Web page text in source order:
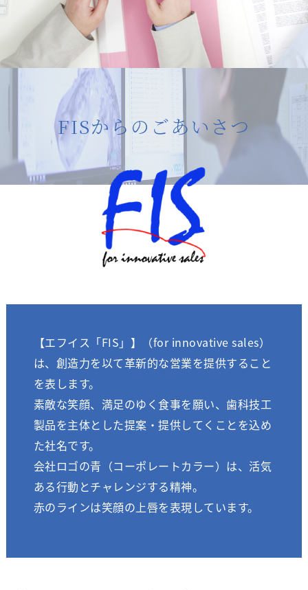
FISからのごあいさつ
【エフイス「FIS」】（for innovative sales）
は、創造力を以て革新的な営業を提供すること
を表します。
素敵な笑顔、満足のゆく食事を願い、歯科技工
製品を主体とした提案・提供してくことを込め
た社名です。
会社ロゴの青（コーポレートカラー）は、活気
ある行動とチャレンジする精神。
赤のラインは笑顔の上唇を表現しています。